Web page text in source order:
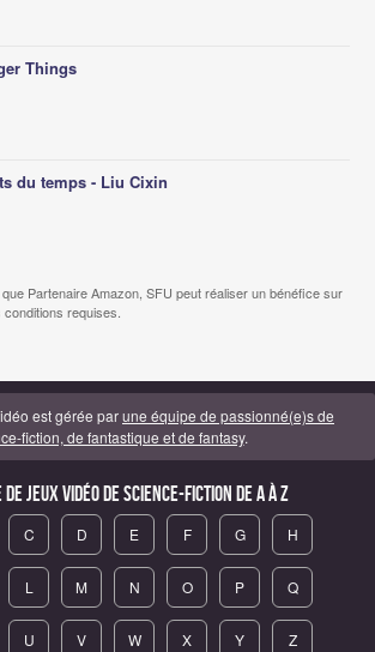
Things
du temps - Liu Cixin
Partenaire Amazon, SFU peut réaliser un bénéfice sur
requises.
est gérée parune équipe de passionné(e)s de
fiction, de fantastique et de fantasy.
Jeux vidéo de science-fiction de A à Z
C D E F G H
L M N O P Q
U V W X Y Z